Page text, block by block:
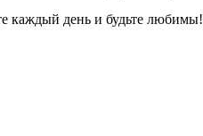
каждый день и будьте любимы!